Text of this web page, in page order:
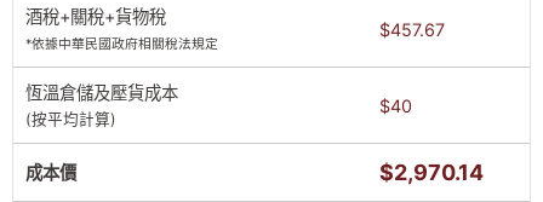
酒稅+關稅+貨物稅
*依據中華民國政府相關稅法規定
$457.67
恆溫倉儲及壓貨成本
(按平均計算)
$40
成本價 $2,970.14